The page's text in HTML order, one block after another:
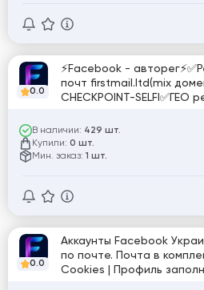
0.0
⚡️Facebook -
почт firstmail.ltd(mix
CHECKPOINT-SELFI✅ГЕО
agent+✅Формат
В наличии: 429 шт.
Купили: 0 шт.
Мин. заказ: 1 шт.
0.0
Аккаунты Facebook
по почте. Почта в
Cookies | Профиль